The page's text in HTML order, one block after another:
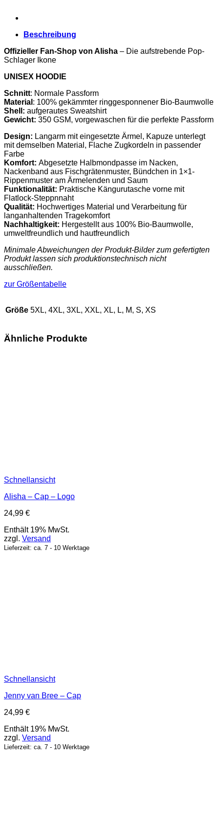
Beschreibung
Offizieller Fan-Shop von Alisha – Die aufstrebende Pop-
Schlager Ikone
UNISEX HOODIE
Schnitt: Normale Passform
Material : 100% gekämmter ringgesponnener Bio-Baumwolle
Shell: aufgerautes Sweatshirt
Gewicht: 350 GSM, vorgewaschen für die perfekte Passform
Design: Langarm mit eingesetzte Ärmel, Kapuze unterlegt
mit demselben Material, Flache Zugkordeln in passender
Farbe
Komfort: Abgesetzte Halbmondpasse im Nacken,
Nackenband aus Fischgrätenmuster, Bündchen in 1×1-
Rippenmuster am Ärmelenden und Saum
Funktionalität: Praktische Kängurutasche vorne mit
Flatlock-Steppnnaht
Qualität: Hochwertiges Material und Verarbeitung für
langanhaltenden Tragekomfort
Nachhaltigkeit: Hergestellt aus 100% Bio-Baumwolle,
umweltfreundlich und hautfreundlich
Minimale Abweichungen der Produkt-Bilder zum gefertigten
Produkt lassen sich produktionstechnisch nicht
ausschließen.
zur Größentabelle
Größe 5XL, 4XL, 3XL, XXL, XL, L, M, S, XS
Ähnliche Produkte
Schnellansicht
Alisha – Cap – Logo
24,99 €
Enthält 19% MwSt.
zzgl. Versand
Lieferzeit: ca. 7 - 10 Werktage
Schnellansicht
Jenny van Bree – Cap
24,99 €
Enthält 19% MwSt.
zzgl. Versand
Lieferzeit: ca. 7 - 10 Werktage